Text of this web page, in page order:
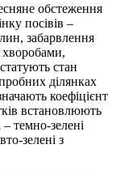
обстеження
посівів –
забарвлення
стан
ділянках
коефіцієнт
встановлюють
темно-зелені
зелені з